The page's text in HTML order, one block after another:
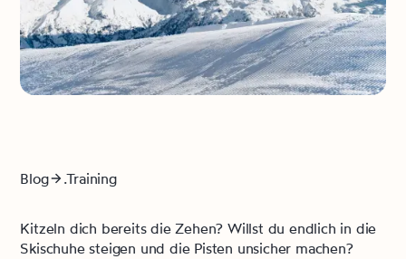
Blog .Training
Kitzeln dich bereits die Zehen? Willst du endlich in die
Skischuhe steigen und die Pisten unsicher machen?